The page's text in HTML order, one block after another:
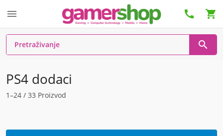
  

PS4 dodaci
1–24 / 33 Proizvod